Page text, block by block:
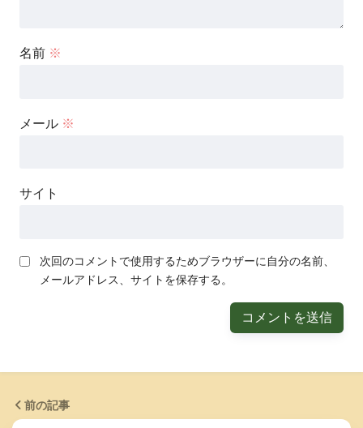
名前 ※
メール ※
サイト
次回のコメントで使用するためブラウザーに自分の名前、
メールアドレス、サイトを保存する。
前の記事